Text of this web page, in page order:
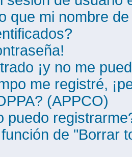
que mi nombre
¡y no me
me registré,
(APPCO)
puedo
de "Borrar